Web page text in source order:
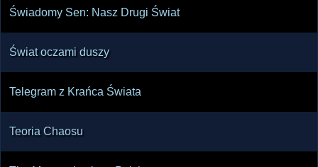
Świadomy Sen: Nasz Drugi Świat
Świat oczami duszy
Telegram z Krańca Świata
Teoria Chaosu